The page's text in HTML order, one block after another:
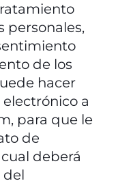
personales,
de los
hacer
a
para que le
de
deberá